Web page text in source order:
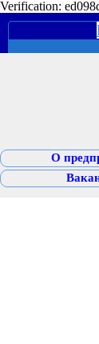
Verification:
О